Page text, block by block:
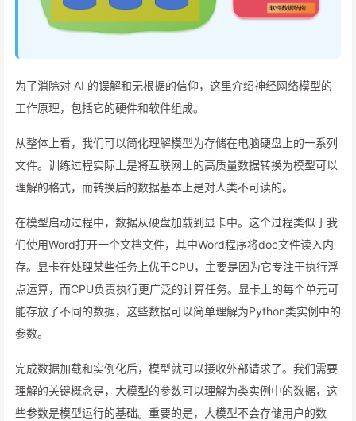
为了消除对 AI 的误解和无根据的信仰，这里介绍神经网络模型的
工作原理，包括它的硬件和软件组成。
从整体上看，我们可以简化理解模型为存储在电脑硬盘上的一系列
文件。训练过程实际上是将互联网上的高质量数据转换为模型可以
理解的格式，而转换后的数据基本上是对人类不可读的。
在模型启动过程中，数据从硬盘加载到显卡中。这个过程类似于我
们使用Word打开一个文档文件，其中Word程序将doc文件读入内
存。显卡在处理某些任务上优于CPU，主要是因为它专注于执行浮
点运算，而CPU负责执行更广泛的计算任务。显卡上的每个单元可
能存放了不同的数据，这些数据可以简单理解为Python类实例中的
参数。
完成数据加载和实例化后，模型就可以接收外部请求了。我们需要
理解的关键概念是，大模型的参数可以理解为类实例中的数据，这
些参数是模型运行的基础。重要的是，大模型不会存储用户的数